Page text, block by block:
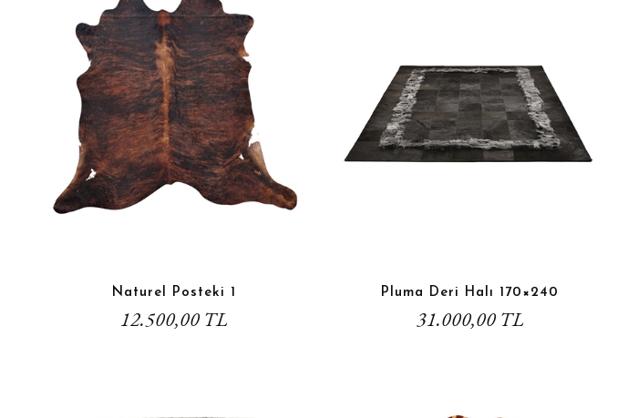
Naturel Posteki 1
12.500,00 TL
Pluma Deri Halı 170×240
31.000,00 TL